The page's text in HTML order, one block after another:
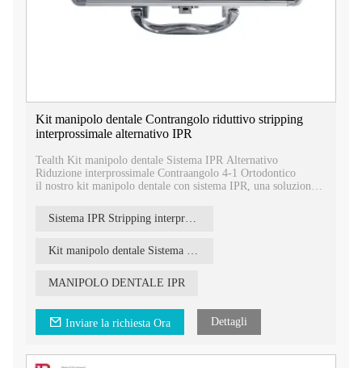
Kit manipolo dentale Contrangolo riduttivo stripping
interprossimale alternativo IPR
Tealth Kit manipolo dentale Sistema IPR Alternativo
Riduzione interprossimale Contraangolo 4-1 Ortodontico
il nostro kit manipolo dentale con sistema IPR, una soluzione
e riduzione interprossimale.
MANIPOLO DENTALE IPR
Inviare la richiesta Ora Dettagli